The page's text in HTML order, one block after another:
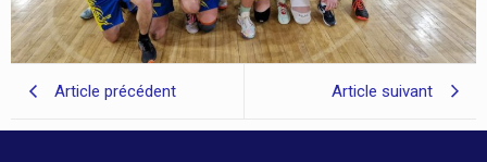
Article précédent Article suivant